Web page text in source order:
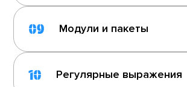
09 Модули и пакеты
10 Регулярные выражения